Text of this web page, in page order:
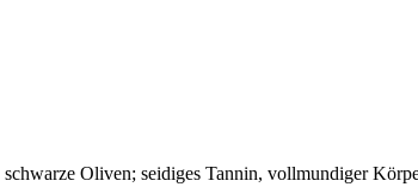
Oliven; seidiges Tannin, vollmundiger